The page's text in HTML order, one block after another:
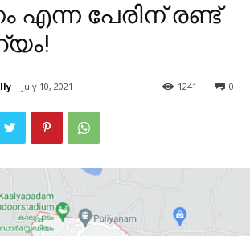
എന്ന പേരിന് രണ്ട്
July 10, 2021 0
1241